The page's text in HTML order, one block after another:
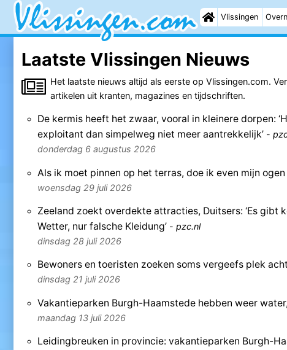
Vlissingen
Laatste Vlissingen Nieuws
Het laatste nieuws altijd als eerste op Vlissingen.com.
artikelen uit kranten, magazines en tijdschriften.
De kermis heeft het zwaar, vooral in kleinere dorpen:
exploitant dan simpelweg niet meer aantrekkelijk’-
donderdag 6 augustus 2026
Als ik moet pinnen op het terras, doe ik even mijn
woensdag 29 juli 2026
Zeeland zoekt overdekte attracties, Duitsers: ‘Es gibt
Wetter, nur falsche Kleidung’- pzc.nl
dinsdag 28 juli 2026
Bewoners en toeristen zoeken soms vergeefs plek
dinsdag 21 juli 2026
Vakantieparken Burgh-Haamstede hebben weer
maandag 13 juli 2026
Leidingbreuken in provincie: vakantieparken Burgh-